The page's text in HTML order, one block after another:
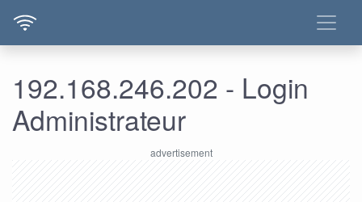
192.168.246.202 - Login
Administrateur